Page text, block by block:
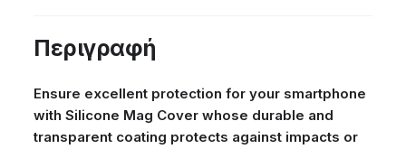
MagSafe
pink
Περιγραφή
Ensure excellent protection for your smartphone
with Silicone Mag Cover whose durable and
transparent coating protects against impacts or